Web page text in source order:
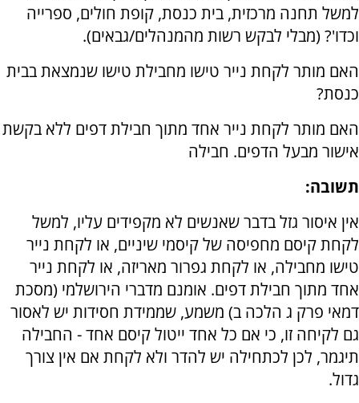
למשל תחנה מרכזית, בית כנסת, קופת חולים, ספרייה
וכדו'? (מבלי לבקש רשות מהמנהלים/גבאים).
האם מותר לקחת נייר טישו מחבילת טישו שנמצאת בבית
כנסת?
האם מותר לקחת נייר אחד מתוך חבילת דפים ללא בקשת
אישור מבעל הדפים. חבילה
תשובה:
אין איסור גזל בדבר שאנשים לא מקפידים עליו, למשל
לקחת קיסם מחפיסה של קיסמי שיניים, או לקחת נייר
טישו מחבילה, או לקחת גפרור מאריזה, או לקחת נייר
אחד מתוך חבילת דפים. אומנם מדברי הירושלמי (מסכת
דמאי פרק ג הלכה ב) משמע, שממידת חסידות יש לאסור
גם לקיחה זו, כי אם כל אחד ייטול קיסם אחד - החבילה
תיגמר, לכן לכתחילה יש להדר ולא לקחת אם אין צורך
גדול.